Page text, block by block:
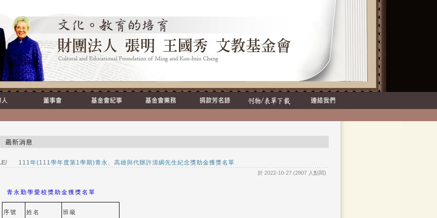
111年(111學年度第1學期)青永、高雄與代辦許清綢先生紀念獎助金獲獎名單
於 2022-10-27 (2807 人點閱)
青永勤學愛校獎助金獲獎名單
序號 姓名 班級